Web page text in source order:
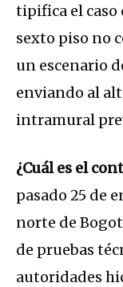
tipifica el caso
sexto piso no
un escenario
enviando al
intramural
¿Cuál es el
pasado 25 de
norte de
de pruebas
autoridades